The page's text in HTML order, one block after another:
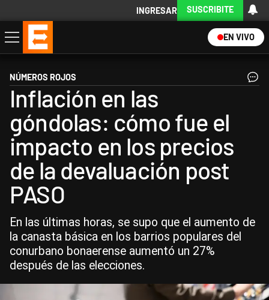
INGRESAR SUSCRIBITE
EN VIVO
Economía
Política
Internacional
Actualidad
Descargá la App
NÚMEROS ROJOS
Inflación en las
góndolas: cómo fue el
impacto en los precios
de la devaluación post
PASO
En las últimas horas, se supo que el aumento de
la canasta básica en los barrios populares del
conurbano bonaerense aumentó un 27%
después de las elecciones.